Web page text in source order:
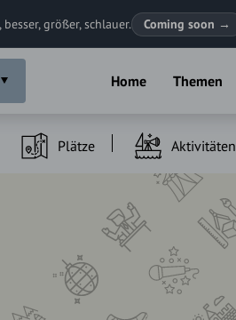
größer, schlauer. Coming soon →
Home Themen
Plätze Aktivitäten